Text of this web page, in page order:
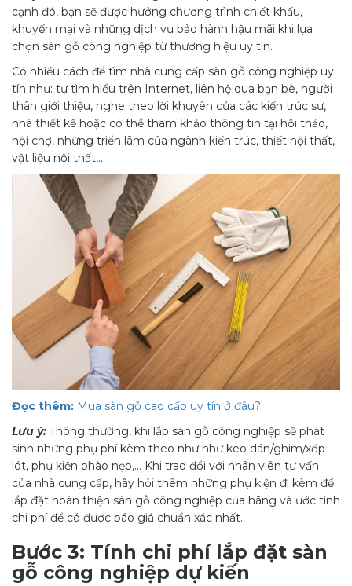
cạnh đó, bạn sẽ được hưởng chương trình chiết khấu,
khuyến mại và những dịch vụ bảo hành hậu mãi khi lựa
chọn sàn gỗ công nghiệp từ thương hiệu uy tín.
Có nhiều cách để tìm nhà cung cấp sàn gỗ công nghiệp uy
tín như: tự tìm hiểu trên Internet, liên hệ qua bạn bè, người
thân giới thiệu, nghe theo lời khuyên của các kiến trúc sư,
nhà thiết kế hoặc có thể tham khảo thông tin tại hội thảo,
hội chợ, những triển lãm của ngành kiến trúc, thiết nội thất,
vật liệu nội thất,…
Đọc thêm: Mua sàn gỗ cao cấp uy tín ở đâu?
Lưu ý: Thông thường, khi lắp sàn gỗ công nghiệp sẽ phát
sinh những phụ phí kèm theo như như keo dán/ghim/xốp
lót, phụ kiện phào nẹp,… Khi trao đổi với nhân viên tư vấn
của nhà cung cấp, hãy hỏi thêm những phụ kiện đi kèm để
lắp đặt hoàn thiện sàn gỗ công nghiệp của hãng và ước tính
chi phí để có được báo giá chuẩn xác nhất.
Bước 3: Tính chi phí lắp đặt sàn
gỗ công nghiệp dự kiến